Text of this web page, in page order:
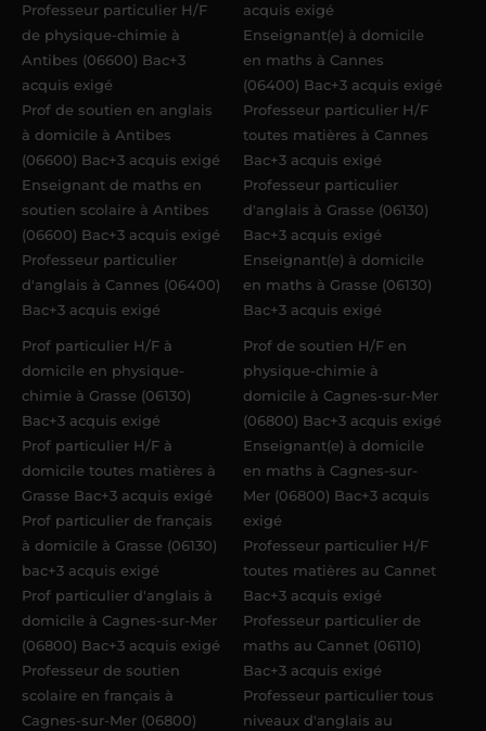
Professeur particulier H/F
de physique-chimie à
Antibes (06600) Bac+3
acquis exigé
Prof de soutien en anglais
à domicile à Antibes
(06600) Bac+3 acquis exigé
Enseignant de maths en
soutien scolaire à Antibes
(06600) Bac+3 acquis exigé
Professeur particulier
d'anglais à Cannes (06400)
Bac+3 acquis exigé
acquis exigé
Enseignant(e) à domicile
en maths à Cannes
(06400) Bac+3 acquis exigé
Professeur particulier H/F
toutes matières à Cannes
Bac+3 acquis exigé
Professeur particulier
d'anglais à Grasse (06130)
Bac+3 acquis exigé
Enseignant(e) à domicile
en maths à Grasse (06130)
Bac+3 acquis exigé
Prof particulier H/F à
domicile en physique-
chimie à Grasse (06130)
Bac+3 acquis exigé
Prof particulier H/F à
domicile toutes matières à
Grasse Bac+3 acquis exigé
Prof particulier de français
à domicile à Grasse (06130)
bac+3 acquis exigé
Prof particulier d'anglais à
domicile à Cagnes-sur-Mer
(06800) Bac+3 acquis exigé
Professeur de soutien
scolaire en français à
Cagnes-sur-Mer (06800)
Prof de soutien H/F en
physique-chimie à
domicile à Cagnes-sur-Mer
(06800) Bac+3 acquis exigé
Enseignant(e) à domicile
en maths à Cagnes-sur-
Mer (06800) Bac+3 acquis
exigé
Professeur particulier H/F
toutes matières au Cannet
Bac+3 acquis exigé
Professeur particulier de
maths au Cannet (06110)
Bac+3 acquis exigé
Professeur particulier tous
niveaux d'anglais au